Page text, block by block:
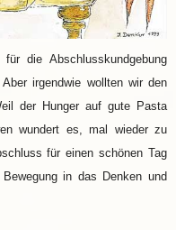
die Abschlusskundgebung
irgendwie wollten wir den
der Hunger auf gute Pasta
wundert es, mal wieder zu
für einen schönen Tag
in das Denken und